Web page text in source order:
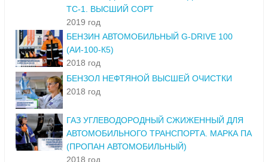
ТОПЛИВО ДЛЯ РЕАКТИВНЫХ ДВИГАТЕЛЕЙ
ТС-1. ВЫСШИЙ СОРТ
2019 год
БЕНЗИН АВТОМОБИЛЬНЫЙ G-DRIVE 100
(АИ-100-К5)
2018 год
БЕНЗОЛ НЕФТЯНОЙ ВЫСШЕЙ ОЧИСТКИ
ГАЗ УГЛЕВОДОРОДНЫЙ СЖИЖЕННЫЙ ДЛЯ
АВТОМОБИЛЬНОГО ТРАНСПОРТА. МАРКА ПА